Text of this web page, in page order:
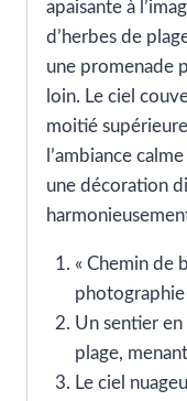
apaisante à
d’herbes de
une promenade
loin. Le ciel
moitié
l’ambiance
une décoration
« Chemin de
photographie
Un sentier en
plage,
Le ciel